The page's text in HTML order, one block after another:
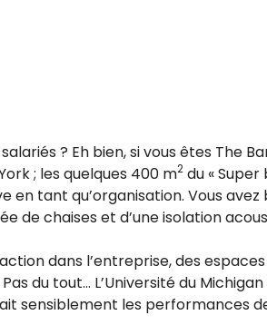
? Eh bien, si vous êtes The
; les quelques 400 m2 du «
tant qu’organisation. Vous avez
de chaises et d’une isolation
dans l’entreprise, des
du tout… L’Université du
sensiblement les performances